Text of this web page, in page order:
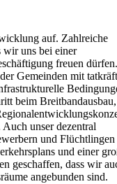
auf. Zahlreiche
wir uns bei einer
freuen dürfen.
Gemeinden mit
beim
unser dezentral
und
und einer
geschaffen, dass wir
angebunden sind.